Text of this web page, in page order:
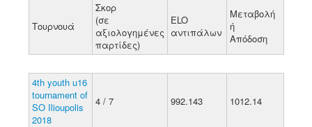
Τουρνουά
Σκορ
(σε
αξιολογημένες
παρτίδες)
ELO
αντιπάλων
Μεταβολή
ή
Απόδοση
4th youth u16
tournament of
SO Ilioupolis
2018
4 / 7 992.143 1012.14